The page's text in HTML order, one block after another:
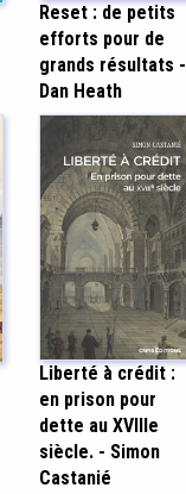
Reset : de petits
efforts pour de
grands résultats -
Dan Heath
Liberté à crédit :
en prison pour
dette au XVIIIe
siècle. - Simon
Castanié